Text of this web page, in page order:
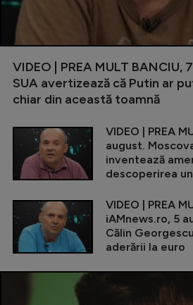
VIDEO | PREA MULT BANCIU,
SUA avertizează că Putin ar
chiar din această toamnă
VIDEO | PREA
august.
inventează
descoperirea
VIDEO | PREA
iAMnews.ro, 5
Călin
aderării la euro